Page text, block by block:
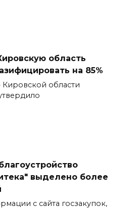
область
на 85%
Кировской области
выделено более
с сайта госзакупок,